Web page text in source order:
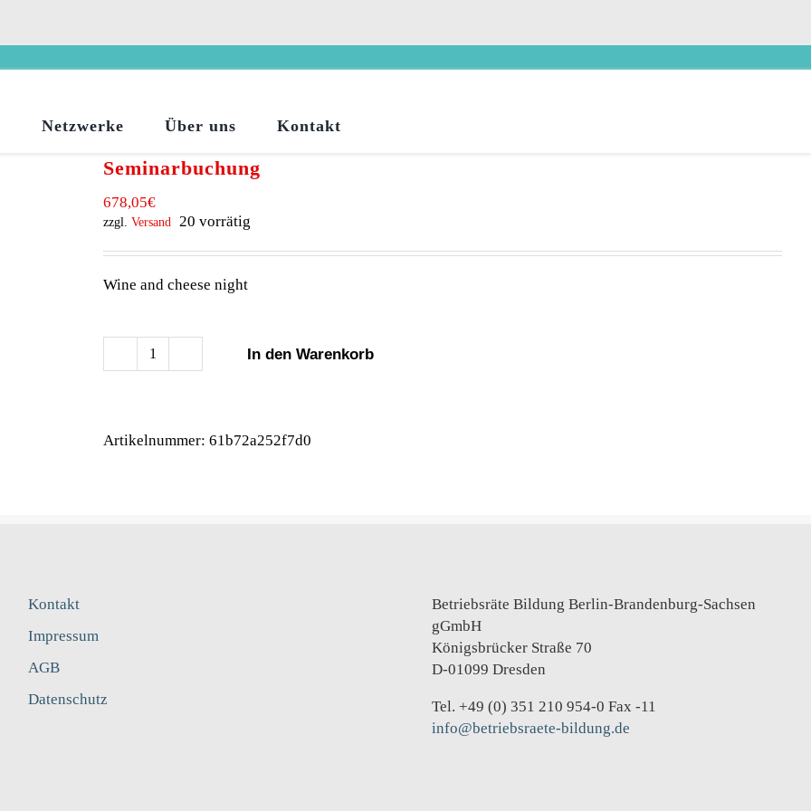
Netzwerke Über uns Kontakt
Seminarbuchung
678,05€
zzgl. Versand 20 vorrätig
Wine and cheese night
Seminarbuchung
In den Warenkorb
Artikelnummer: 61b72a252f7d0
Kontakt
Impressum
AGB
Datenschutz
Betriebsräte Bildung Berlin-Brandenburg-Sachsen
gGmbH
Königsbrücker Straße 70
D-01099 Dresden
Tel. +49 (0) 351 210 954-0 Fax -11
info@betriebsraete-bildung.de